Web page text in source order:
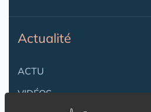
Actualité
ACTU
VIDÉOS